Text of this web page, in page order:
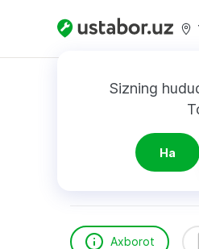
Sizning
Ha
Bosh sahifa
Axborot